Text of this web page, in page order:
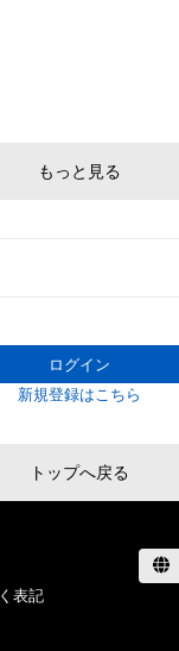
もっと見る
ログイン
新規登録はこちら
トップへ戻る
表記